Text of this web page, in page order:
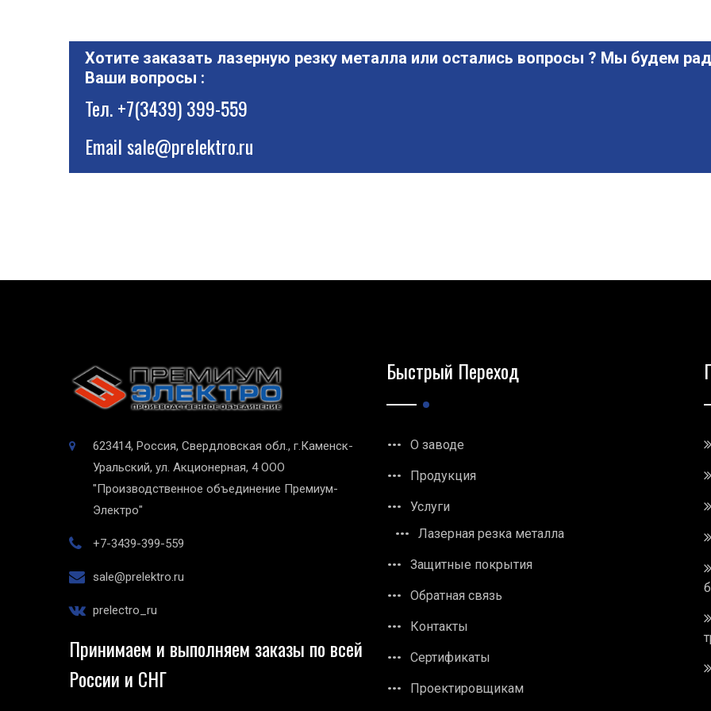
Хотите заказать лазерную резку металла или остались вопросы ? Мы будем
Ваши вопросы :
Тел.+7(3439) 399-559
Emailsale@prelektro.ru
623414, Россия, Свердловская обл., г.Каменск-
Уральский, ул. Акционерная, 4 ООО
"Производственное объединение Премиум-
Электро"
+7-3439-399-559
sale@prelektro.ru
prelectro_ru
Принимаем и выполняем заказы по всей
России и СНГ
Быстрый Переход
О заводе
Продукция
Услуги
Лазерная резка металла
Защитные покрытия
Обратная связь
Контакты
Сертификаты
Проектировщикам